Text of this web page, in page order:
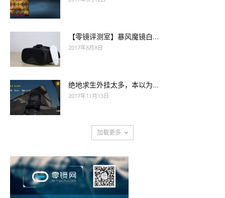
【零镜评测室】暴风魔镜白...
2017年8月8日
绝地求生外挂太多，本以为...
2017年11月13日
加载更多